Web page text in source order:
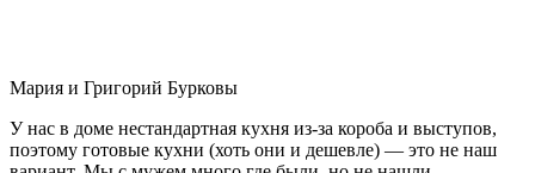
Мария и Григорий Бурковы
У нас в доме нестандартная кухня из-за короба и выступов,
поэтому готовые кухни (хоть они и дешевле) — это не наш